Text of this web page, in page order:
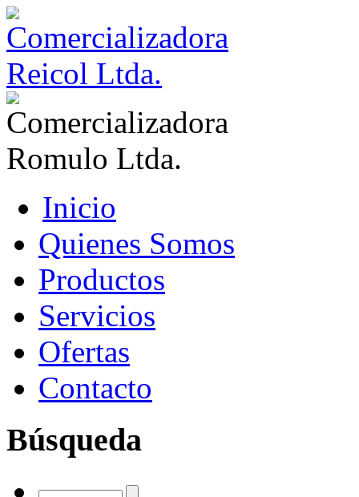
Inicio
Quienes Somos
Productos
Servicios
Ofertas
Contacto
Búsqueda